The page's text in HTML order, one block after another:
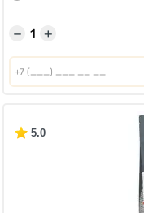
+
−
5.0